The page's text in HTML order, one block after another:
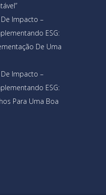
Impacto –
ESG:
De Uma
Impacto –
ESG:
Para Uma Boa